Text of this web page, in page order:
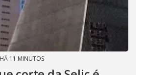
HÁ 11 MINUTOS